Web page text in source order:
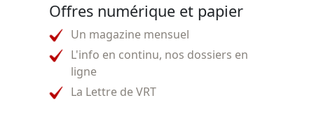
Offres numérique et papier
Un magazine mensuel
L'info en continu, nos dossiers en
ligne
La Lettre de VRT